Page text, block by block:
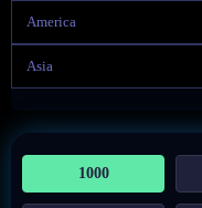
America
Asia
1000